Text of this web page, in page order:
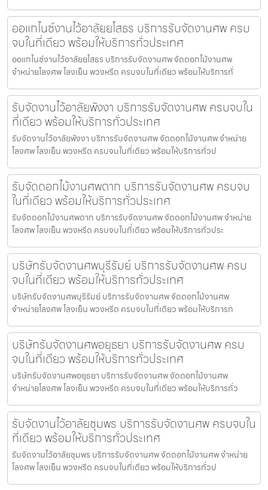
ออแกไนซ์งานไว้อาลัยยโสธร บริการรับจัดงานศพ ครบ
จบในที่เดียว พร้อมให้บริการทั่วประเทศ
ออแกไนซ์งานไว้อาลัยยโสธร บริการรับจัดงานศพ จัดดอกไม้งานศพ
จำหน่ายโลงศพ โลงเย็น พวงหรีด ครบจบในที่เดียว พร้อมให้บริการทั่
รับจัดงานไว้อาลัยพังงา บริการรับจัดงานศพ ครบจบใน
ที่เดียว พร้อมให้บริการทั่วประเทศ
รับจัดงานไว้อาลัยพังงา บริการรับจัดงานศพ จัดดอกไม้งานศพ จำหน่าย
โลงศพ โลงเย็น พวงหรีด ครบจบในที่เดียว พร้อมให้บริการทั่วป
รับจัดดอกไม้งานศพตาก บริการรับจัดงานศพ ครบจบ
ในที่เดียว พร้อมให้บริการทั่วประเทศ
รับจัดดอกไม้งานศพตาก บริการรับจัดงานศพ จัดดอกไม้งานศพ จำหน่าย
โลงศพ โลงเย็น พวงหรีด ครบจบในที่เดียว พร้อมให้บริการทั่วประ
บริษัทรับจัดงานศพบุรีรัมย์ บริการรับจัดงานศพ ครบ
จบในที่เดียว พร้อมให้บริการทั่วประเทศ
บริษัทรับจัดงานศพบุรีรัมย์ บริการรับจัดงานศพ จัดดอกไม้งานศพ
จำหน่ายโลงศพ โลงเย็น พวงหรีด ครบจบในที่เดียว พร้อมให้บริการท
บริษัทรับจัดงานศพอยุธยา บริการรับจัดงานศพ ครบ
จบในที่เดียว พร้อมให้บริการทั่วประเทศ
บริษัทรับจัดงานศพอยุธยา บริการรับจัดงานศพ จัดดอกไม้งานศพ
จำหน่ายโลงศพ โลงเย็น พวงหรีด ครบจบในที่เดียว พร้อมให้บริการทั่ว
รับจัดงานไว้อาลัยชุมพร บริการรับจัดงานศพ ครบจบใน
ที่เดียว พร้อมให้บริการทั่วประเทศ
รับจัดงานไว้อาลัยชุมพร บริการรับจัดงานศพ จัดดอกไม้งานศพ จำหน่าย
โลงศพ โลงเย็น พวงหรีด ครบจบในที่เดียว พร้อมให้บริการทั่วป